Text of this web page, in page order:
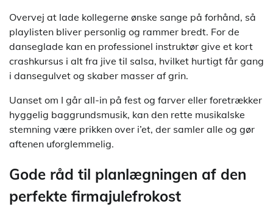
Overvej at lade kollegerne ønske sange på forhånd, så
playlisten bliver personlig og rammer bredt. For de
danseglade kan en professionel instruktør give et kort
crashkursus i alt fra jive til salsa, hvilket hurtigt får gang
i dansegulvet og skaber masser af grin.
Uanset om I går all-in på fest og farver eller foretrækker
hyggelig baggrundsmusik, kan den rette musikalske
stemning være prikken over i’et, der samler alle og gør
aftenen uforglemmelig.
Gode råd til planlægningen af den
perfekte firmajulefrokost